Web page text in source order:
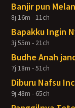
Banjir pun
8j 16m - 11ch
Bapakku Ingin
3j 55m - 21ch
Budhe Anah
7j 18m - 51ch
Diburu Nafsu
9j 48m - 65ch